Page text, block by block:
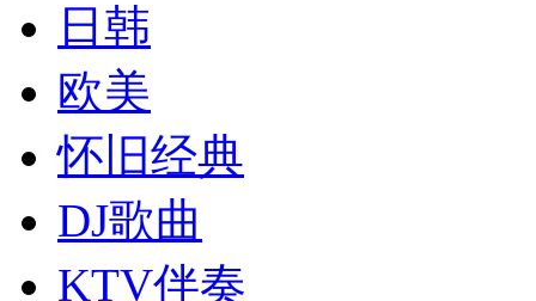
日韩
欧美
怀旧经典
DJ歌曲
KTV伴奏